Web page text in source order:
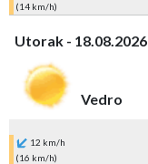
(14 km/h)
Utorak - 18.08.2026
Vedro
12 km/h
(16 km/h)